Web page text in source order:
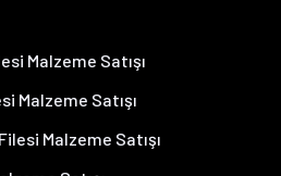
Malzeme Satışı
Malzeme Satışı
Malzeme Satışı